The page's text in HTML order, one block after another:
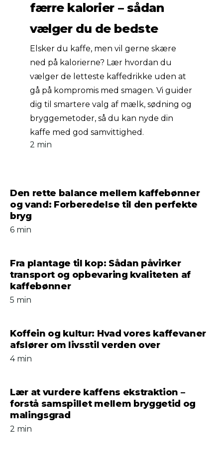
færre kalorier – sådan
vælger du de bedste
2 min
Elsker du kaffe, men vil gerne skære
ned på kalorierne? Lær hvordan du
vælger de letteste kaffedrikke uden at
gå på kompromis med smagen. Vi guider
dig til smartere valg af mælk, sødning og
bryggemetoder, så du kan nyde din
kaffe med god samvittighed.
Den rette balance mellem kaffebønner
og vand: Forberedelse til den perfekte
bryg
6 min
Fra plantage til kop: Sådan påvirker
transport og opbevaring kvaliteten af
kaffebønner
5 min
Koffein og kultur: Hvad vores kaffevaner
afslører om livsstil verden over
4 min
Lær at vurdere kaffens ekstraktion –
forstå samspillet mellem bryggetid og
malingsgrad
2 min